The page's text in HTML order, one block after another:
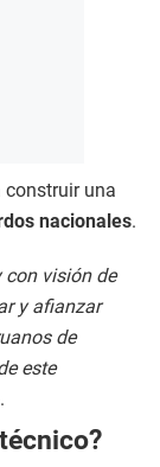
construir una
nacionales.
con visión de
y afianzar
de
este